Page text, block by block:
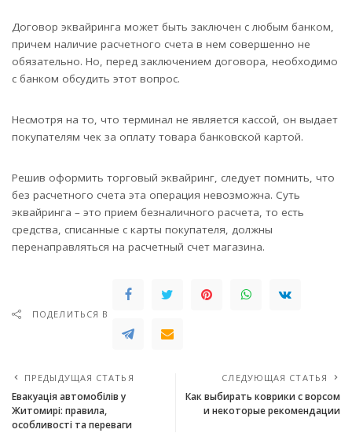
Договор эквайринга может быть заключен с любым банком,
причем наличие расчетного счета в нем совершенно не
обязательно. Но, перед заключением договора, необходимо
с банком обсудить этот вопрос.
Несмотря на то, что терминал не является кассой, он выдает
покупателям чек за оплату товара банковской картой.
Решив оформить торговый эквайринг, следует помнить, что
без расчетного счета эта операция невозможна. Суть
эквайринга – это прием безналичного расчета, то есть
средства, списанные с карты покупателя, должны
перенаправляться на расчетный счет магазина.
ПОДЕЛИТЬСЯ В
ПРЕДЫДУЩАЯ СТАТЬЯ
Евакуація автомобілів у
Житомирі: правила,
особливості та переваги
СЛЕДУЮЩАЯ СТАТЬЯ
Как выбирать коврики с ворсом
и некоторые рекомендации